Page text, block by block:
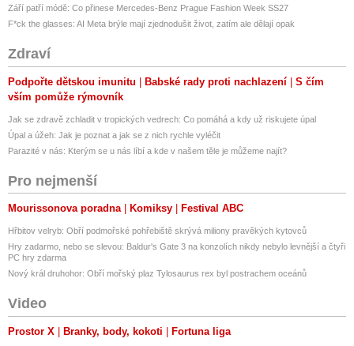
Protokol OCPP
Ne
Ano
Cena za nabíjení
Ne
Ne
Ano
Podpora čipových karet
Ne
Ne
Ano
Ochrana PIN kódem
Ne
Ano
Změna výkonu během nabíjení
Září patří módě: Co přinese Mercedes-Benz Prague Fashion Week SS27
F*ck the glasses: AI Meta brýle mají zjednodušit život, zatím ale dělají opak
Zdraví
Podpořte dětskou imunitu Babské rady proti nachlazení
S čím
vším pomůže rýmovník
Jak se zdravě zchladit v tropických vedrech: Co pomáhá a kdy už riskujete úpal
Úpal a úžeh: Jak je poznat a jak se z nich rychle vyléčit
Parazité v nás: Kterým se u nás líbí a kde v našem těle je můžeme najít?
Pro nejmenší
Mourissonova poradna Komiksy Festival ABC
Hřbitov velryb: Obří podmořské pohřebiště skrývá miliony pravěkých kytovců
Hry zadarmo, nebo se slevou: Baldur's Gate 3 na konzolích nikdy nebylo levnější a čtyři
PC hry zdarma
Nový král druhohor: Obří mořský plaz Tylosaurus rex byl postrachem oceánů
Video
Prostor X Branky, body, kokoti Fortuna liga